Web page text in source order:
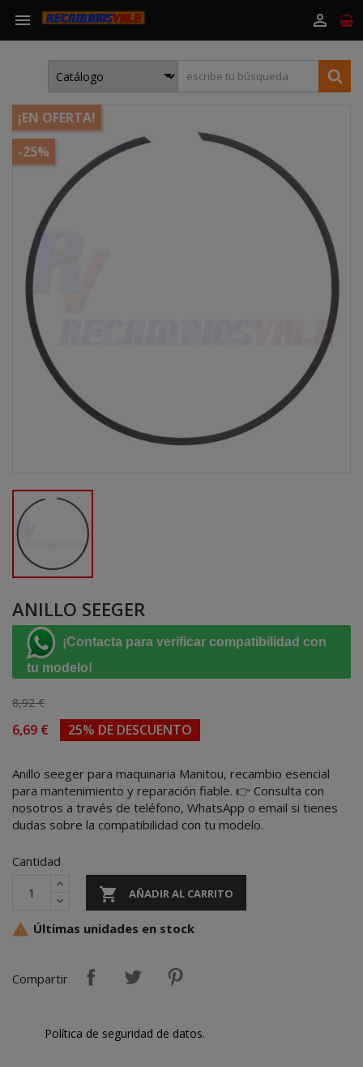
 
¡EN OFERTA!
-25%
ANILLO SEEGER
¡Contacta para verificar compatibilidad con
tu modelo!
8,92 €
6,69 € 25% DE DESCUENTO
Anillo seeger para maquinaria Manitou, recambio esencial
para mantenimiento y reparación fiable. 👉 Consulta con
nosotros a través de teléfono, WhatsApp o email si tienes
dudas sobre la compatibilidad con tu modelo.
Cantidad
 AÑADIR AL CARRITO
 Últimas unidades en stock
Compartir
Política de seguridad de datos.